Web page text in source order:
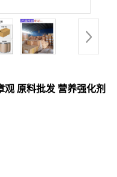
原料批发 营养强化剂